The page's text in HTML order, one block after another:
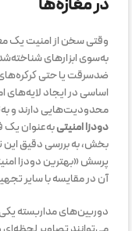
در مغازه‌ها
وقتی سخن از امنیت یک
به‌سوی ابزارهای
ضدسرقت یا حتی
اساسی در ایجاد لایه‌های
محدودیت‌هایی دارند و
دودزا امنیتیبه‌عنوان یک
بخش، به بررسی دقیق
پرسش «بهترین دودزا
آن در مقایسه با سایر
دوربین‌های مداربسته